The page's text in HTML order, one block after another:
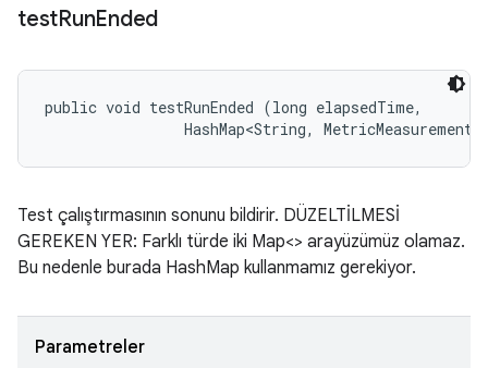
testRunEnded
public void testRunEnded (long elapsedTime,
HashMap<String,
Test çalıştırmasının sonunu bildirir. DÜZELTİLMESİ
GEREKEN YER: Farklı türde iki Map<> arayüzümüz olamaz.
Bu nedenle burada HashMap kullanmamız gerekiyor.
Parametreler